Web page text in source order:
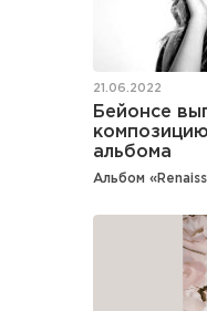
21.06.2022
Бейонсе
альбома
Альбом